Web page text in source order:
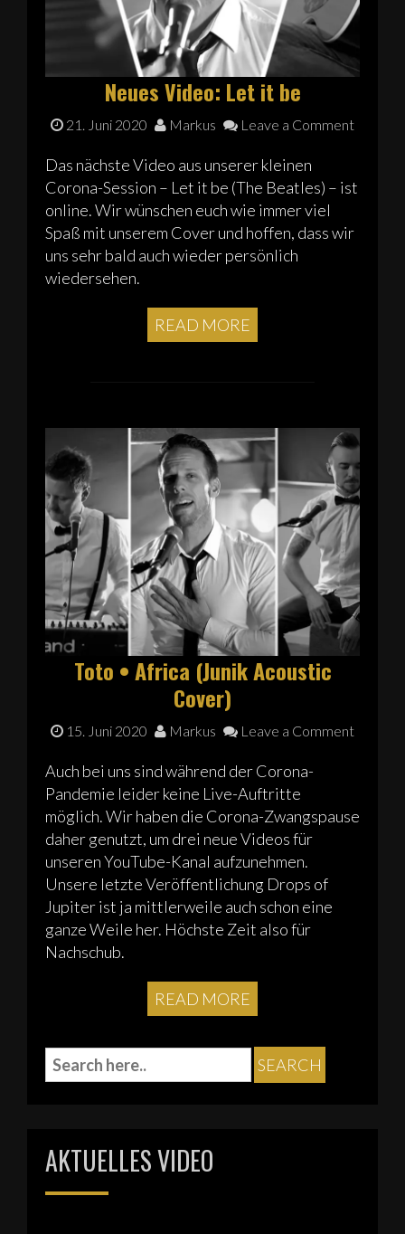
Neues Video: Let it be
21. Juni 2020 Markus Leave a Comment
Das nächste Video aus unserer kleinen
Corona-Session – Let it be (The Beatles) – ist
online. Wir wünschen euch wie immer viel
Spaß mit unserem Cover und hoffen, dass wir
uns sehr bald auch wieder persönlich
wiedersehen.
READ MORE
Toto • Africa (Junik Acoustic
Cover)
15. Juni 2020 Markus Leave a Comment
Auch bei uns sind während der Corona-
Pandemie leider keine Live-Auftritte
möglich. Wir haben die Corona-Zwangspause
daher genutzt, um drei neue Videos für
unseren YouTube-Kanal aufzunehmen.
Unsere letzte Veröffentlichung Drops of
Jupiter ist ja mittlerweile auch schon eine
ganze Weile her. Höchste Zeit also für
Nachschub.
READ MORE
AKTUELLES VIDEO